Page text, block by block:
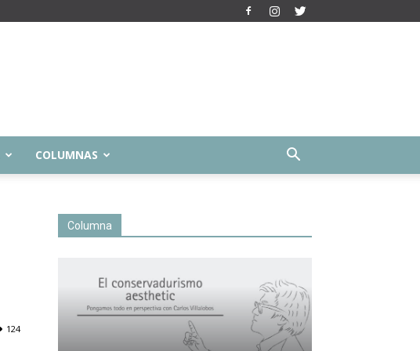
COLUMNAS
124
Columna